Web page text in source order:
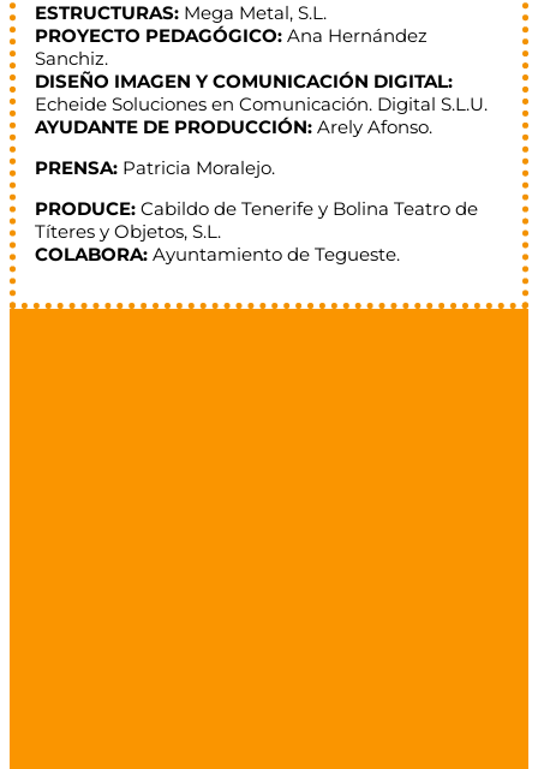
ESTRUCTURAS: Mega Metal, S.L.
PROYECTO PEDAGÓGICO: Ana Hernández
Sanchiz.
DISEÑO IMAGEN Y COMUNICACIÓN DIGITAL:
Echeide Soluciones en Comunicación. Digital S.L.U.
AYUDANTE DE PRODUCCIÓN: Arely Afonso.
PRENSA: Patricia Moralejo.
PRODUCE: Cabildo de Tenerife y Bolina Teatro de
Títeres y Objetos, S.L.
COLABORA: Ayuntamiento de Tegueste.